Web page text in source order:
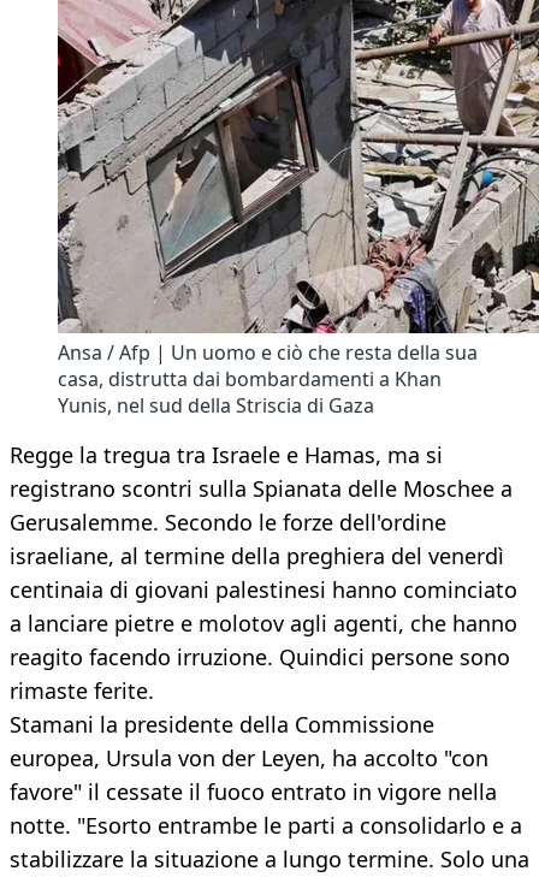
Ansa / Afp | Un uomo e ciò che resta della sua
casa, distrutta dai bombardamenti a Khan
Yunis, nel sud della Striscia di Gaza
Regge la tregua tra Israele e Hamas, ma si
registrano scontri sulla Spianata delle Moschee a
Gerusalemme. Secondo le forze dell'ordine
israeliane, al termine della preghiera del venerdì
centinaia di giovani palestinesi hanno cominciato
a lanciare pietre e molotov agli agenti, che hanno
reagito facendo irruzione. Quindici persone sono
rimaste ferite.
Stamani la presidente della Commissione
europea, Ursula von der Leyen, ha accolto "con
favore" il cessate il fuoco entrato in vigore nella
notte. "Esorto entrambe le parti a consolidarlo e a
stabilizzare la situazione a lungo termine. Solo una